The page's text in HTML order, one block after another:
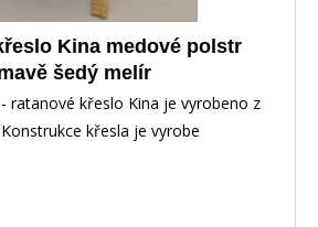
Kina medové polstr
šedý melír
ratanové křeslo Kina je vyrobeno z
křesla je vyrobe